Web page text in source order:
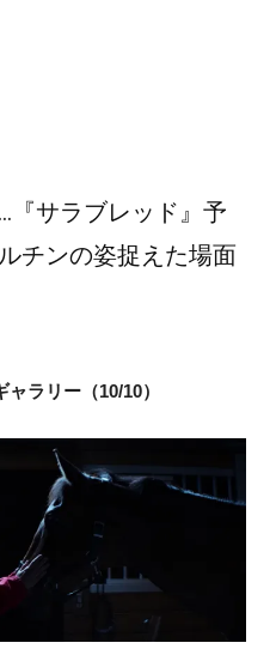
『サラブレッド』予
チンの姿捉えた場面
ャラリー（10/10）